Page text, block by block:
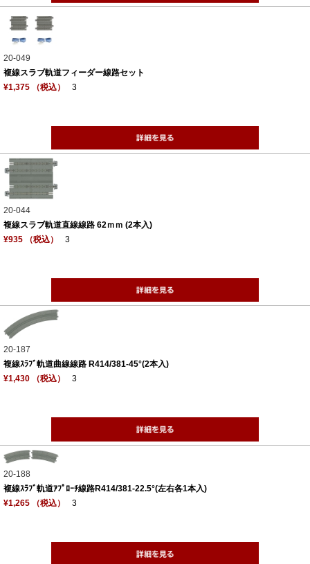
20-049
複線スラブ軌道フィーダー線路セット
¥1,375 （税込）
3
20-044
複線スラブ軌道直線線路 62ｍｍ (2本入)
¥935 （税込）
3
20-187
複線ｽﾗﾌﾞ軌道曲線線路 R414/381-45°(2本入)
¥1,430 （税込）
3
20-188
複線ｽﾗﾌﾞ軌道ｱﾌﾟﾛｰﾁ線路R414/381-22.5°(左右各1本入)
¥1,265 （税込）
3